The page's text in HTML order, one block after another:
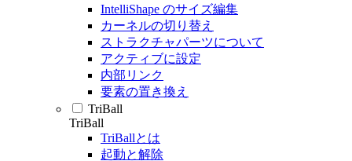
IntelliShape のサイズ編集
カーネルの切り替え
ストラクチャパーツについて
アクティブに設定
内部リンク
要素の置き換え
TriBall
TriBall
TriBallとは
起動と解除